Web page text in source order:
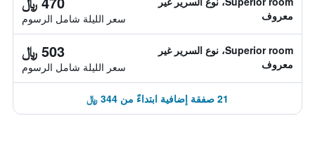
معروف
سعر الليلة شامل الرسوم
Superior room، نوع السرير غير
معروف
503 ﷼
سعر الليلة شامل الرسوم
21 صفقة إضافية ابتداءً من 344 ﷼